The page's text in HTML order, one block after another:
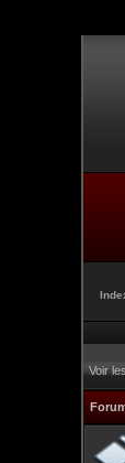
Voir